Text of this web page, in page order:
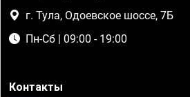
г. Тула, Одоевское шоссе, 7Б
Пн-Сб | 09:00 - 19:00
Контакты